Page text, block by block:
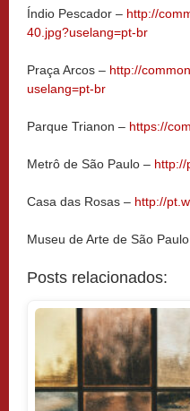
Índio Pescador – http://
40.jpg?uselang=pt-br
Praça Arcos – http://
uselang=pt-br
Parque Trianon – https://
Metrô de São Paulo – http://
Casa das Rosas – http://
Museu de Arte de São
Posts relacionados: